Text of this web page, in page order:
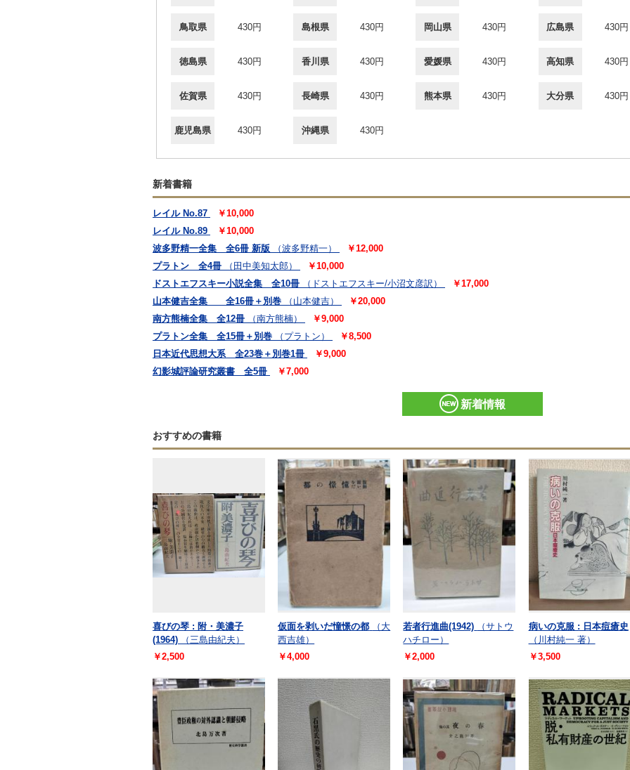
鳥取県 430円 島根県 430円 岡山県 430円 広島県 430円
徳島県 430円 香川県 430円 愛媛県 430円 高知県 430円
佐賀県 430円 長崎県 430円 熊本県 430円 大分県 430円
鹿児島県 430円 沖縄県 430円
新着書籍
レイル No.87
￥10,000
レイル No.89
￥10,000
波多野精一全集 全6冊 新版
（波多野精一）
￥12,000
プラトン 全4冊
（田中美知太郎）
￥10,000
ドストエフスキー小説全集 全10冊
（ドストエフスキー/小沼文彦訳）
￥17,000
山本健吉全集 全16冊＋別巻
（山本健吉）
￥20,000
南方熊楠全集 全12冊
（南方熊楠）
￥9,000
プラトン全集 全15冊＋別巻
（プラトン）
￥8,500
日本近代思想大系 全23巻＋別巻1冊
￥9,000
幻影城評論研究叢書 全5冊
￥7,000
新着情報
おすすめの書籍
喜びの琴 : 附・美濃子
(1964)
（三島由紀夫）
￥2,500
仮面を剥いだ憧憬の都
（大
西吉雄）
￥4,000
若者行進曲(1942)
（サトウ
ハチロー）
￥2,000
病いの克服 : 日本痘瘡史
（川村純一 著）
￥3,500